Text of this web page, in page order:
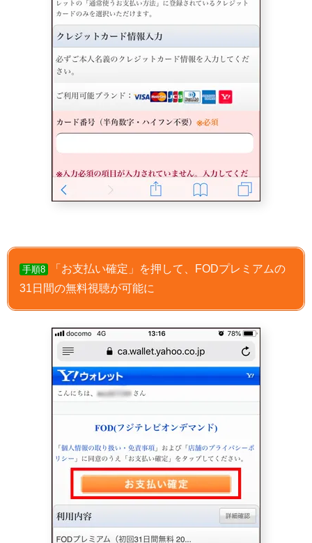
手順8
「お支払い確定」を押して、FODプレミアムの
31日間の無料視聴が可能に